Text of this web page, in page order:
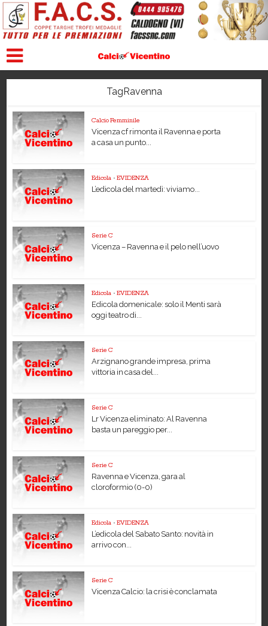
TagRavenna
Calcio Femminile
Vicenza cf rimonta il Ravenna e porta
a casa un punto...
Edicola • EVIDENZA
L’edicola del martedì: viviamo...
Serie C
Vicenza – Ravenna e il pelo nell’uovo
Edicola • EVIDENZA
Edicola domenicale: solo il Menti sarà
oggi teatro di...
Serie C
Arzignano grande impresa, prima
vittoria in casa del...
Serie C
Lr Vicenza eliminato: Al Ravenna
basta un pareggio per...
Serie C
Ravenna e Vicenza, gara al
cloroformio (0-0)
Edicola • EVIDENZA
L’edicola del Sabato Santo: novità in
arrivo con...
Serie C
Vicenza Calcio: la crisi è conclamata